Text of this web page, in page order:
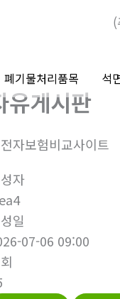
폐기물처리품목 석
유게시판
자보험비교사이트
자
일
07-06 09:00